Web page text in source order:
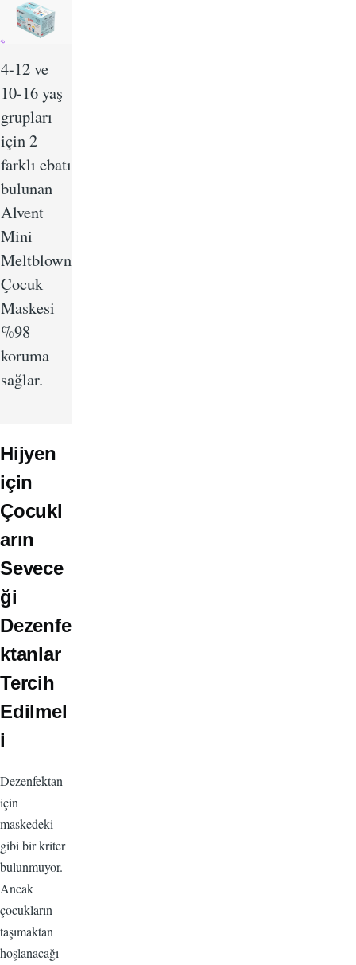
4-12 ve
10-16 yaş
grupları
için 2
farklı ebatı
bulunan
Alvent
Mini
Meltblown
Çocuk
Maskesi
%98
koruma
sağlar.
Hijyen
için
Çocukl
arın
Sevece
ği
Dezenfe
ktanlar
Tercih
Edilmel
i
Dezenfektan
için
maskedeki
gibi bir kriter
bulunmuyor.
Ancak
çocukların
taşımaktan
hoşlanacağı